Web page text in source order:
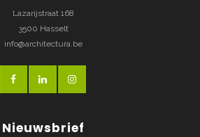
Lazarijstraat 168
3500 Hasselt
info@architectura.be
Nieuwsbrief